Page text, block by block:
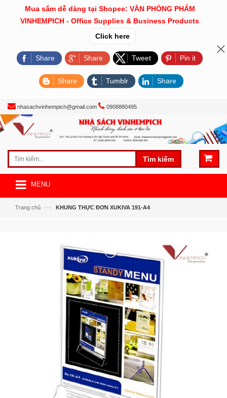
nhasachvinhempich@gmail.com 0908880495
Tìm kiếm
MENU
Trang chủ —› KHUNG THỰC ĐƠN XUKIVA 191-A4
Mua sắm dễ dàng tại Shopee: VĂN PHÒNG PHẨM
VINHEMPICH - Office Supplies & Business Products
Click here
Share Share Tweet Pin it
Share Tumblr Share